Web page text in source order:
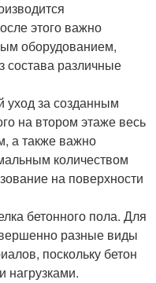
этого важно
оборудованием,
состава различные
уход за созданным
на втором этаже весь
а также важно
количеством
на поверхности
бетонного пола. Для
разные виды
поскольку бетон
нагрузками.